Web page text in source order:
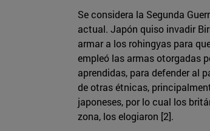
Se considera la Segunda
actual. Japón quiso invadir
armar a los rohingyas para
empleó las armas otorgadas
aprendidas, para defender al
de otras étnicas,
japoneses, por lo cual los
zona, los elogiaron [2].